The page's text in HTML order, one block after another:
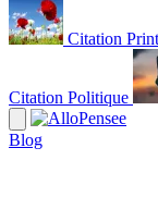
Citation
Citation Politique
Blog